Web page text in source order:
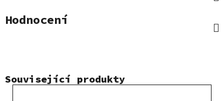
Hodnocení
Související produkty